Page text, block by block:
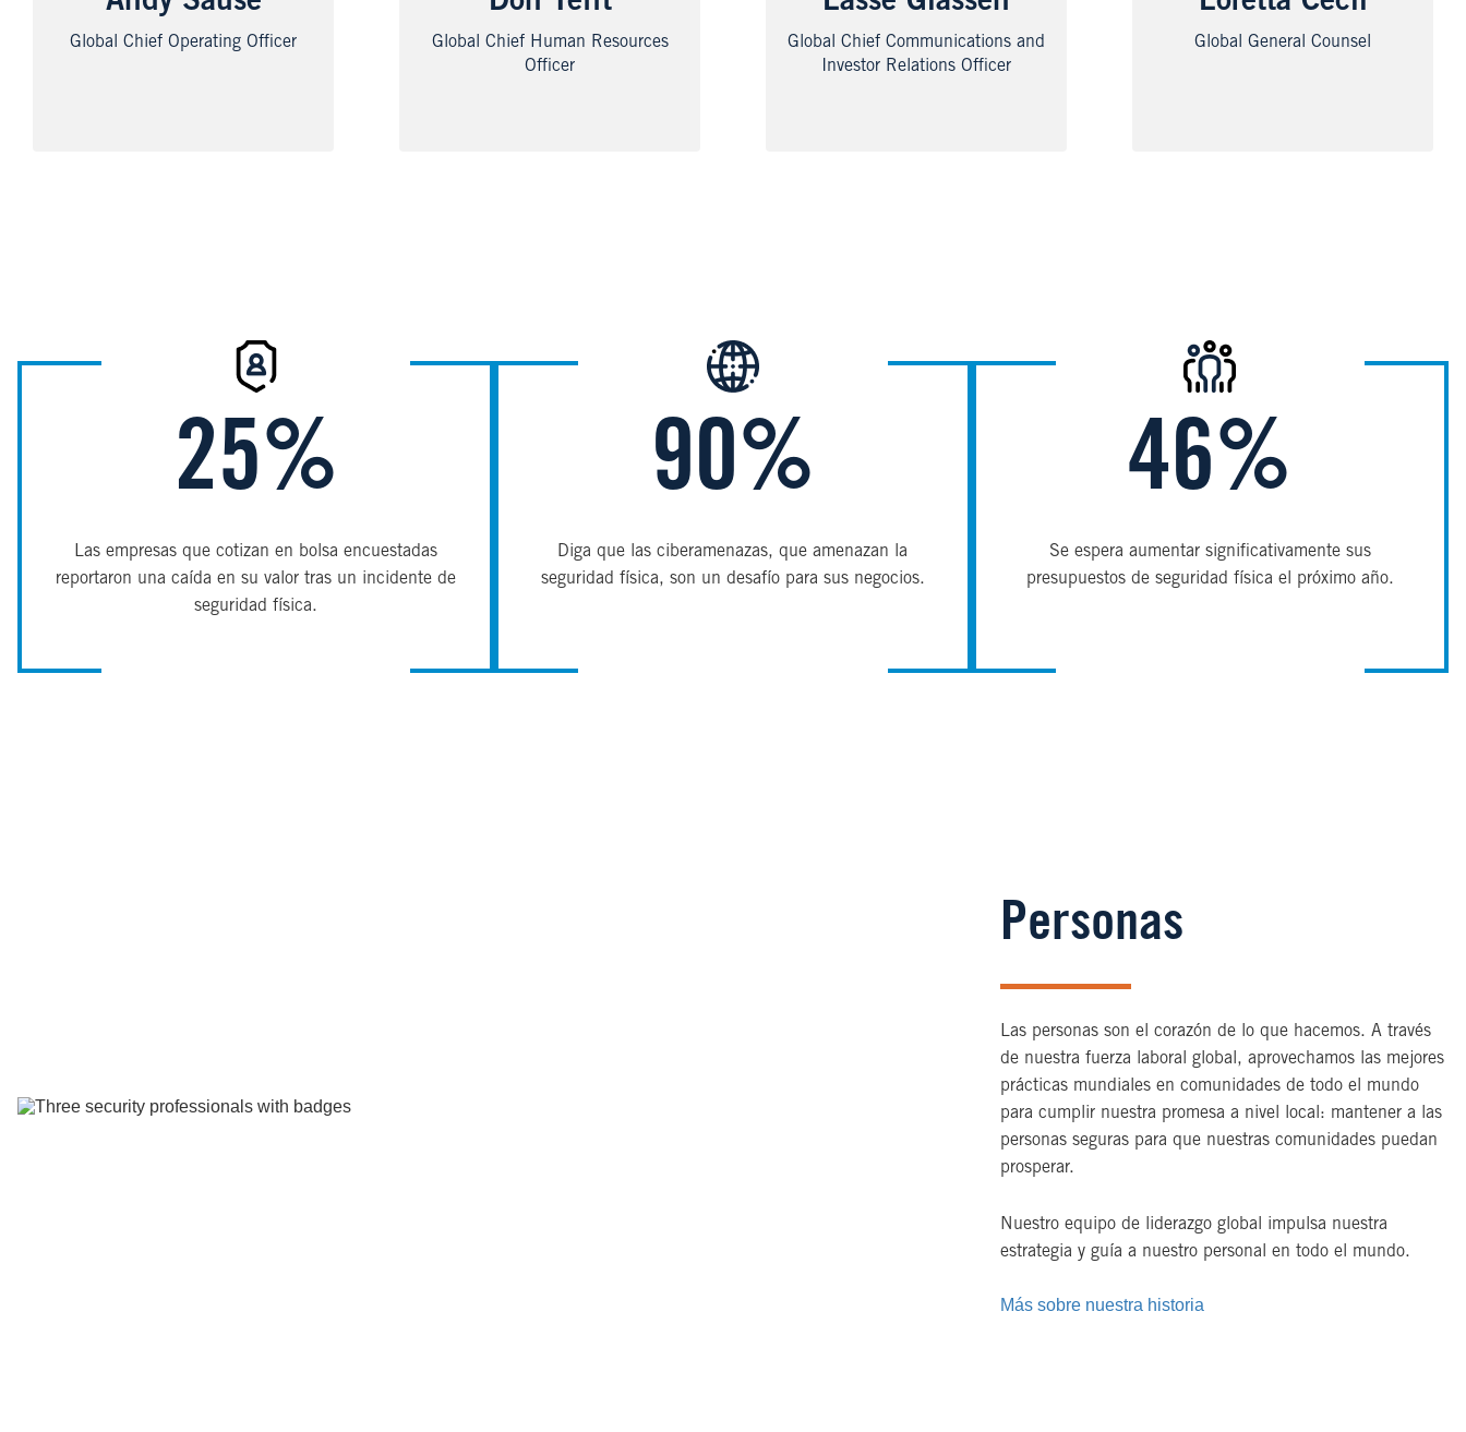
Global Chief Operating Officer
Global Chief Human Resources
Officer
Global Chief Communications and
Investor Relations Officer
Global General Counsel
Image
25%
Las empresas que cotizan en bolsa encuestadas
reportaron una caída en su valor tras un incidente de
seguridad física.
Image
90%
Diga que las ciberamenazas, que amenazan la
seguridad física, son un desafío para sus negocios.
Image
46%
Se espera aumentar significativamente sus
presupuestos de seguridad física el próximo año.
Image
Personas
Las personas son el corazón de lo que hacemos. A través
de nuestra fuerza laboral global, aprovechamos las mejores
prácticas mundiales en comunidades de todo el mundo
para cumplir nuestra promesa a nivel local: mantener a las
personas seguras para que nuestras comunidades puedan
prosperar.
Nuestro equipo de liderazgo global impulsa nuestra
estrategia y guía a nuestro personal en todo el mundo.
Más sobre nuestra historia